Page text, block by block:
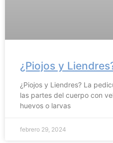
¿Piojos y
¿Piojos y Liendres? La
las partes del cuerpo con
huevos o larvas
febrero 29, 2024